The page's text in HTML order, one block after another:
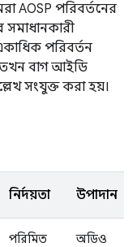
AOSP পরিবর্তনের
পরিবর্তন
বাগ আইডি
সংযুক্ত করা হয়।
নির্দয়তা উপাদান
পরিমিত
অডিও